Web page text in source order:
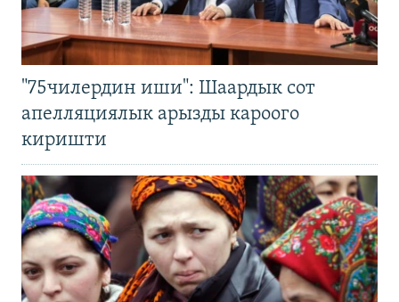
"75чилердин иши": Шаардык сот
апелляциялык арызды кароого
киришти